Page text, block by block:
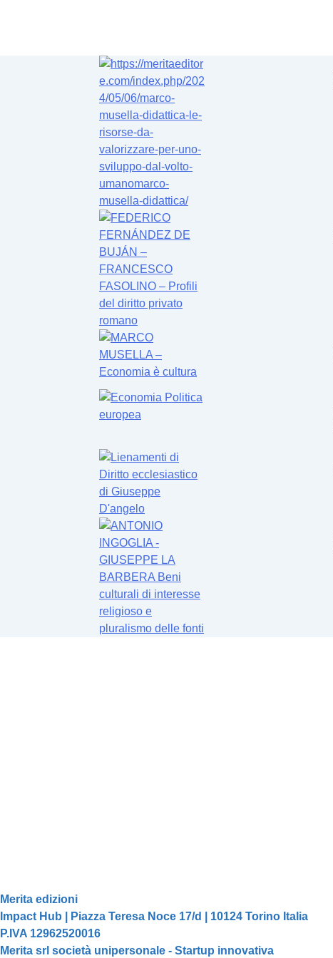
Merita edizioni
Impact Hub | Piazza Teresa Noce 17/d | 10124 Torino Italia
P.IVA 12962520016
Merita srl società unipersonale - Startup innovativa